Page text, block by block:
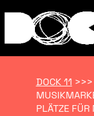
DOCK 11 >>>
PLÄTZE FÜR